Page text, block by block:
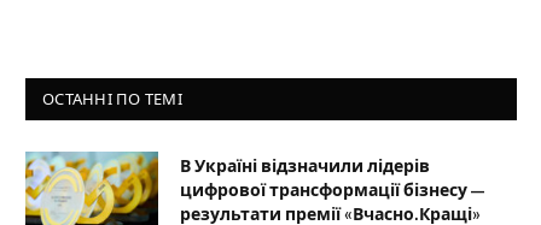
ОСТАННІ ПО ТЕМІ
В Україні відзначили лідерів
цифрової трансформації бізнесу —
результати премії «Вчасно.Кращі»